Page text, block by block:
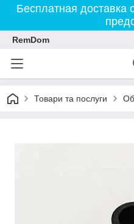
Бесплатная доставка
RemDom
Товари та послуги